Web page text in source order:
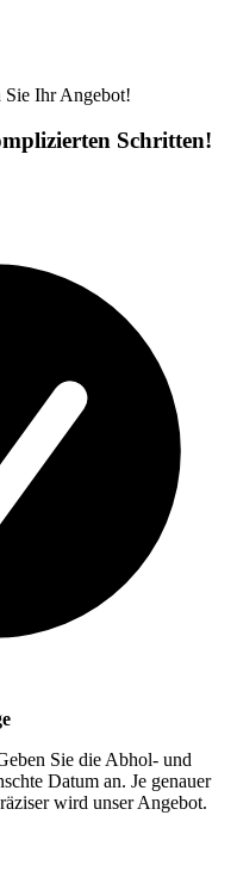
Sie Ihr Angebot!
Schritten!
Sie die Abhol- und
Datum an. Je genauer
wird unser Angebot.